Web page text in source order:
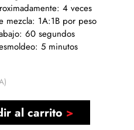
4 veces
mezcla: 1A:1B por peso
60 segundos
5 minutos
al carrito